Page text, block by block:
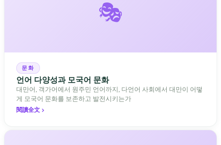
🎭
문화
언어 다양성과 모국어 문화
대만어, 객가어에서 원주민 언어까지, 다언어 사회에서 대만이 어떻
게 모국어 문화를 보존하고 발전시키는가
閱讀全文